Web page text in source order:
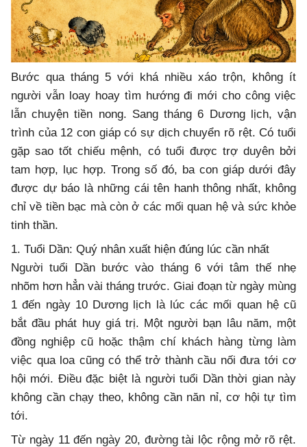
Bước qua tháng 5 với khá nhiều xáo trộn, không ít
người vẫn loay hoay tìm hướng đi mới cho công việc
lẫn chuyện tiền nong. Sang tháng 6 Dương lịch, vận
trình của 12 con giáp có sự dịch chuyển rõ rệt. Có tuổi
gặp sao tốt chiếu mệnh, có tuổi được trợ duyên bởi
tam hợp, lục hợp. Trong số đó, ba con giáp dưới đây
được dự báo là những cái tên hanh thông nhất, không
chỉ về tiền bạc mà còn ở các mối quan hệ và sức khỏe
tinh thần.
1. Tuổi Dần: Quý nhân xuất hiện đúng lúc cần nhất
Người tuổi Dần bước vào tháng 6 với tâm thế nhẹ
nhõm hơn hẳn vài tháng trước. Giai đoạn từ ngày mùng
1 đến ngày 10 Dương lịch là lúc các mối quan hệ cũ
bắt đầu phát huy giá trị. Một người bạn lâu năm, một
đồng nghiệp cũ hoặc thậm chí khách hàng từng làm
việc qua loa cũng có thể trở thành cầu nối đưa tới cơ
hội mới. Điều đặc biệt là người tuổi Dần thời gian này
không cần chạy theo, không cần năn nỉ, cơ hội tự tìm
tới.
Từ ngày 11 đến ngày 20, đường tài lộc rộng mở rõ rệt.